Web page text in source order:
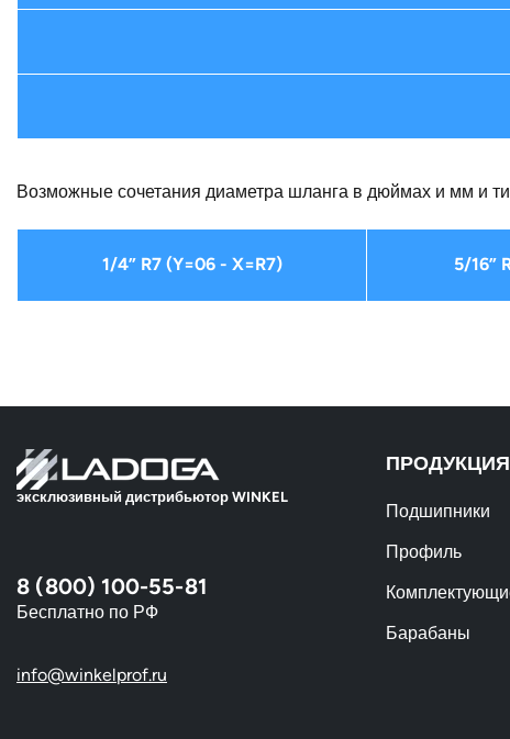
Возможные сочетания диаметра шланга в дюймах и мм и
1/4” R7 (Y=06 - X=R7) 5/16”
эксклюзивный дистрибьютор WINKEL
8 (800) 100-55-81
Бесплатно по РФ
info@winkelprof.ru
ПРОДУКЦИЯ
Подшипники
Профиль
Барабаны